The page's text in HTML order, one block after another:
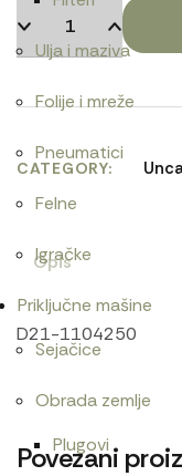
Ulja i maziva
Folije i mreže
Pneumatici
Felne
Igračke
Priključne mašine
Sejačice
Obrada zemlje
Plugovi
CATEGORY
Opis
D21-1104250
Povezani